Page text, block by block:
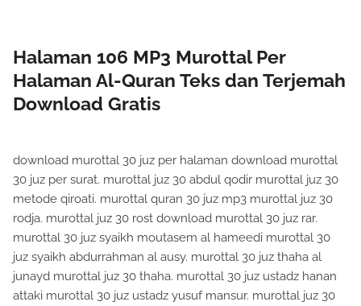
Halaman 106 MP3 Murottal Per
Halaman Al-Quran Teks dan Terjemah
Download Gratis
download murottal 30 juz per halaman download murottal
30 juz per surat. murottal juz 30 abdul qodir murottal juz 30
metode qiroati. murottal quran 30 juz mp3 murottal juz 30
rodja. murottal juz 30 rost download murottal 30 juz rar.
murottal 30 juz syaikh moutasem al hameedi murottal 30
juz syaikh abdurrahman al ausy. murottal 30 juz thaha al
junayd murottal juz 30 thaha. murottal 30 juz ustadz hanan
attaki murottal 30 juz ustadz yusuf mansur. murottal juz 30